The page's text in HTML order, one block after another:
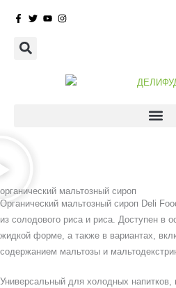
содержанию
органический мальтозный сироп
Органический мальтозный сироп Deli
из солодового риса и риса. Доступен в
жидкой форме, а также в вариантах,
содержанием мальтозы и
Универсальный для холодных